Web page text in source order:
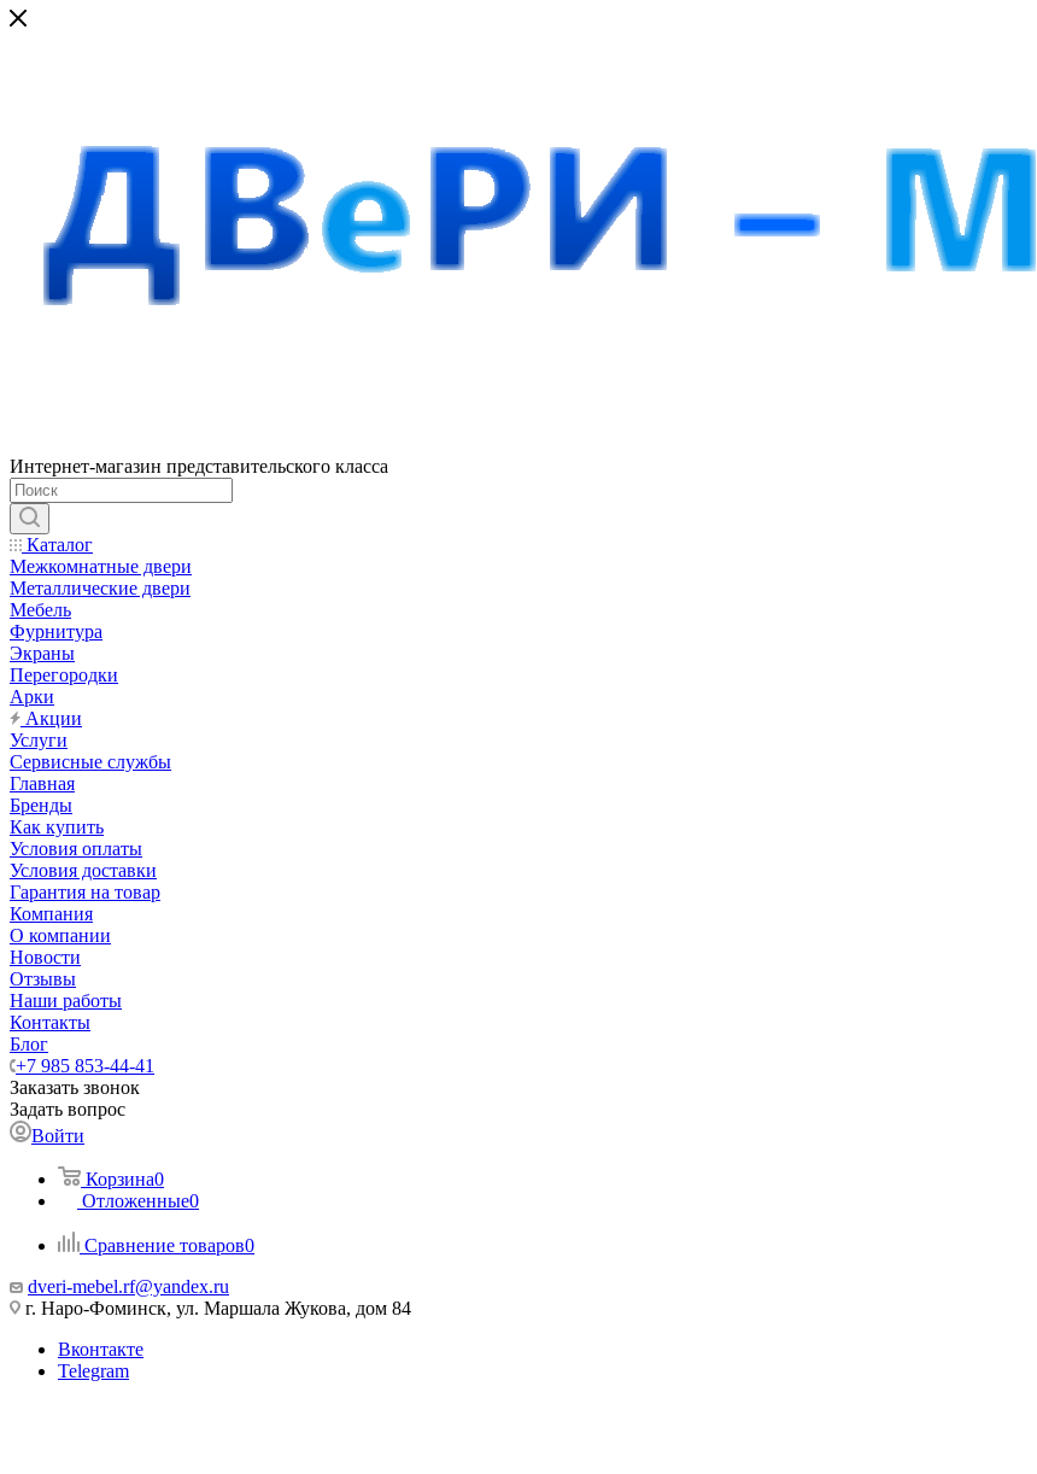
Интернет-магазин представительского класса
Каталог
Межкомнатные двери
Металлические двери
Мебель
Фурнитура
Экраны
Перегородки
Арки
Акции
Услуги
Сервисные службы
Главная
Бренды
Как купить
Условия оплаты
Условия доставки
Гарантия на товар
Компания
О компании
Новости
Отзывы
Наши работы
Контакты
Блог
+7 985 853-44-41
Заказать звонок
Задать вопрос
Войти
Корзина0
Отложенные0
Сравнение товаров0
dveri-mebel.rf@yandex.ru
г. Наро-Фоминск, ул. Маршала Жукова, дом 84
Вконтакте
Telegram